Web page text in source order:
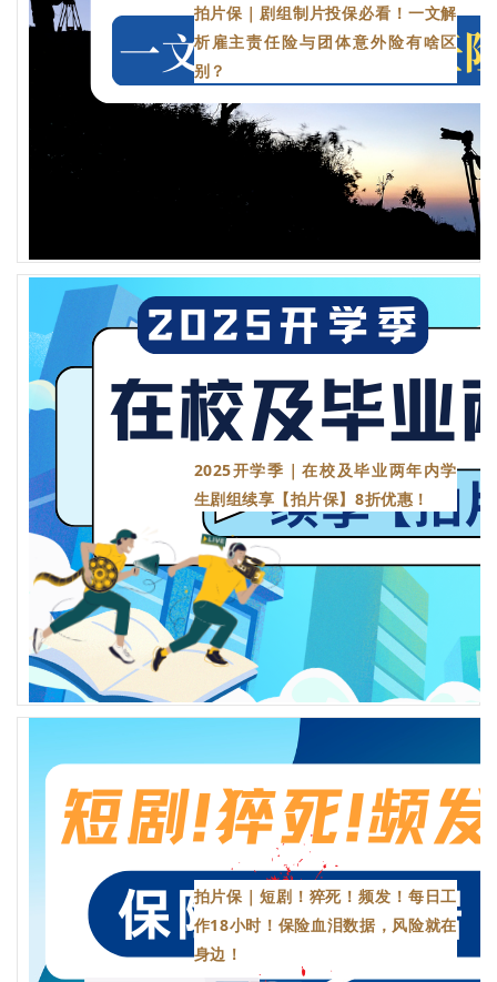
拍片保｜剧组制片投保必看！一文解
析雇主责任险与团体意外险有啥区
别？
2025开学季｜在校及毕业两年内学
生剧组续享【拍片保】8折优惠！
拍片保｜短剧！猝死！频发！每日工
作18小时！保险血泪数据，风险就在
身边！